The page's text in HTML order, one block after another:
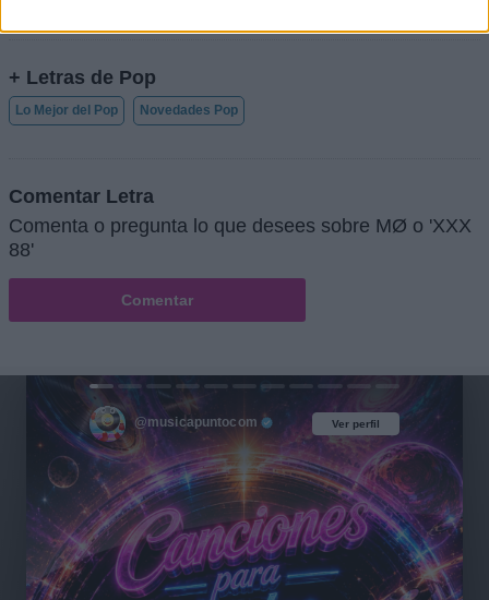
+ Letras de Pop
Lo Mejor del Pop Novedades Pop
Comentar Letra
Comenta o pregunta lo que desees sobre MØ o 'XXX
88'
Comentar
Ver perfil
@musicapuntocom Ver perfil